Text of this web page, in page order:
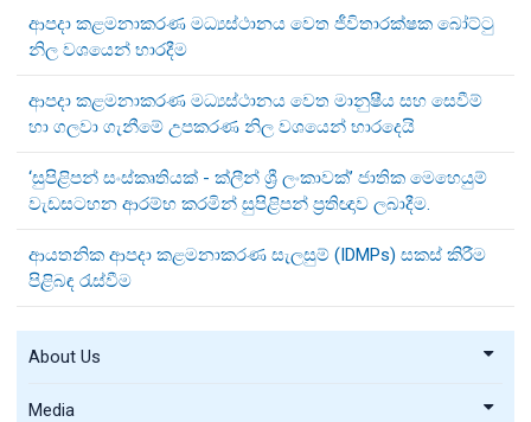
ආපදා කළමනාකරණ මධ්‍යස්ථානය වෙත ජීවිතාරක්ෂක බෝට්ටු
නිල වශයෙන් භාරදීම
ආපදා කළමනාකරණ මධ්‍යස්ථානය වෙත මානුෂීය සහ සෙවීම්
හා ගලවා ගැනීමේ උපකරණ නිල වශයෙන් භාරදෙයි
‘සුපිළිපන් සංස්කෘතියක් - ක්ලීන් ශ්‍රී ලංකාවක්’ ජාතික මෙහෙයුම්
වැඩසටහන ආරම්භ කරමින් සුපිළිපන් ප්‍රතිඥාව ලබාදීම.
ආයතනික ආපදා කළමනාකරණ සැලසුම් (IDMPs) සකස් කිරීම
පිළිබඳ රැස්වීම
About Us
Media